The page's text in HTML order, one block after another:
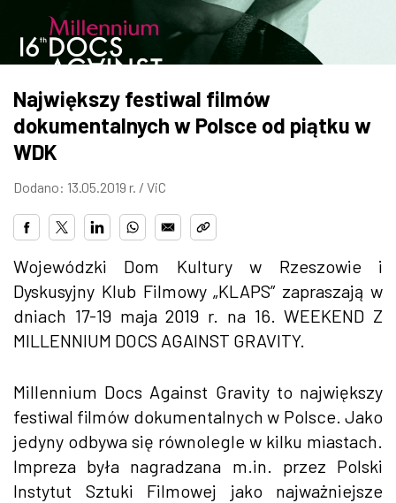
ZDJĘCIA
W RZESZOWIE
Największy festiwal filmów
dokumentalnych w Polsce od piątku w
WDK
Dodano: 13.05.2019 r. / ViC
Wojewódzki Dom Kultury w Rzeszowie i
Dyskusyjny Klub Filmowy „KLAPS” zapraszają w
dniach 17-19 maja 2019 r. na 16. WEEKEND Z
MILLENNIUM DOCS AGAINST GRAVITY.
Millennium Docs Against Gravity to największy
festiwal filmów dokumentalnych w Polsce. Jako
jedyny odbywa się równolegle w kilku miastach.
Impreza była nagradzana m.in. przez Polski
Instytut Sztuki Filmowej jako najważniejsze